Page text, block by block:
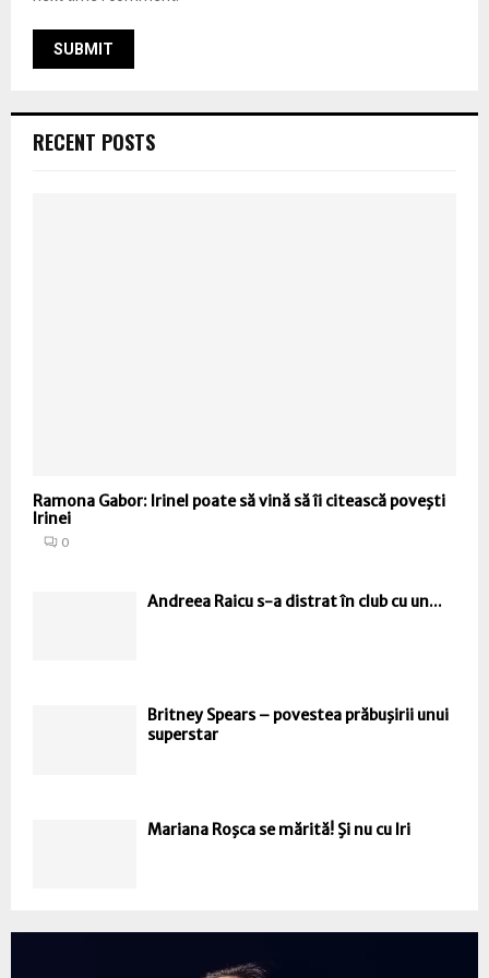
RECENT POSTS
Ramona Gabor: Irinel poate să vină să îi citească poveşti
Irinei
0
Andreea Raicu s-a distrat în club cu un...
Britney Spears – povestea prăbuşirii unui
superstar
Mariana Roşca se mărită! Şi nu cu Iri